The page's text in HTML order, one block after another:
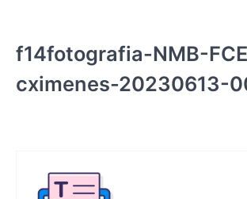
f14fotografia-NMB-
cximenes-20230613-